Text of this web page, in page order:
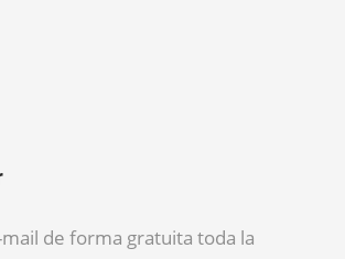
mail de forma gratuita toda la